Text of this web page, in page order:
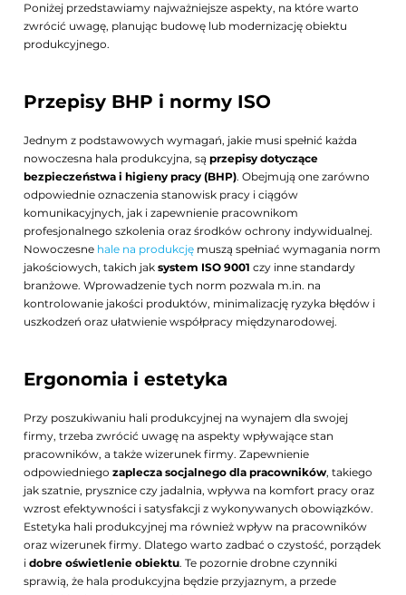
Poniżej przedstawiamy najważniejsze aspekty, na które warto
zwrócić uwagę, planując budowę lub modernizację obiektu
produkcyjnego.
Przepisy BHP i normy ISO
Jednym z podstawowych wymagań, jakie musi spełnić każda
nowoczesna hala produkcyjna, są przepisy dotyczące
bezpieczeństwa i higieny pracy (BHP). Obejmują one zarówno
odpowiednie oznaczenia stanowisk pracy i ciągów
komunikacyjnych, jak i zapewnienie pracownikom
profesjonalnego szkolenia oraz środków ochrony indywidualnej.
Nowoczesne hale na produkcję muszą spełniać wymagania norm
jakościowych, takich jak system ISO 9001 czy inne standardy
branżowe. Wprowadzenie tych norm pozwala m.in. na
kontrolowanie jakości produktów, minimalizację ryzyka błędów i
uszkodzeń oraz ułatwienie współpracy międzynarodowej.
Ergonomia i estetyka
Przy poszukiwaniu hali produkcyjnej na wynajem dla swojej
firmy, trzeba zwrócić uwagę na aspekty wpływające stan
pracowników, a także wizerunek firmy. Zapewnienie
odpowiedniego zaplecza socjalnego dla pracowników, takiego
jak szatnie, prysznice czy jadalnia, wpływa na komfort pracy oraz
wzrost efektywności i satysfakcji z wykonywanych obowiązków.
Estetyka hali produkcyjnej ma również wpływ na pracowników
oraz wizerunek firmy. Dlatego warto zadbać o czystość, porządek
i dobre oświetlenie obiektu. Te pozornie drobne czynniki
sprawią, że hala produkcyjna będzie przyjaznym, a przede